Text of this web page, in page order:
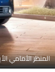
المنظر الأمامي